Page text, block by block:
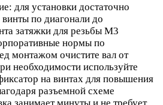
для установки достаточно
по диагонали до
затяжки для резьбы M3
нормы по
монтажом очистите вал от
необходимости используйте
на винтах для повышения
разъемной схеме
занимает минуты и не требует